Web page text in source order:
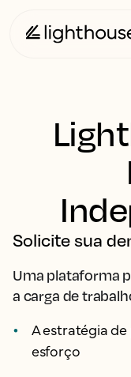
Solicite sua
Uma plataforma
a carga de
A estratégia
esforço